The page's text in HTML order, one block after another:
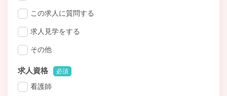
この求人に質問する
求人見学をする
その他
求人資格 必須
看護師